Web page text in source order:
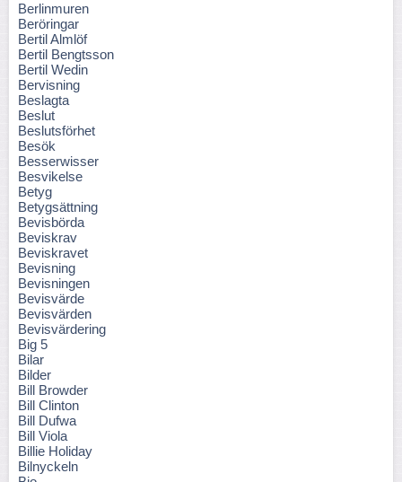
Berlinmuren
Beröringar
Bertil Almlöf
Bertil Bengtsson
Bertil Wedin
Bervisning
Beslagta
Beslut
Beslutsförhet
Besök
Besserwisser
Besvikelse
Betyg
Betygsättning
Bevisbörda
Beviskrav
Beviskravet
Bevisning
Bevisningen
Bevisvärde
Bevisvärden
Bevisvärdering
Big 5
Bilar
Bilder
Bill Browder
Bill Clinton
Bill Dufwa
Bill Viola
Billie Holiday
Bilnyckeln